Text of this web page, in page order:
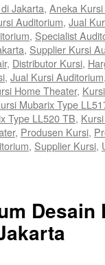
Jakarta, Aneka
Auditorium, Jual
, Specialist
, Supplier Kursi
, Distributor Kursi,
, Jual Kursi Auditorium
Home Theater,
Mubarix Type
Type LL520 TB,
, Produsen Kursi,
, Supplier Kursi,
Desain